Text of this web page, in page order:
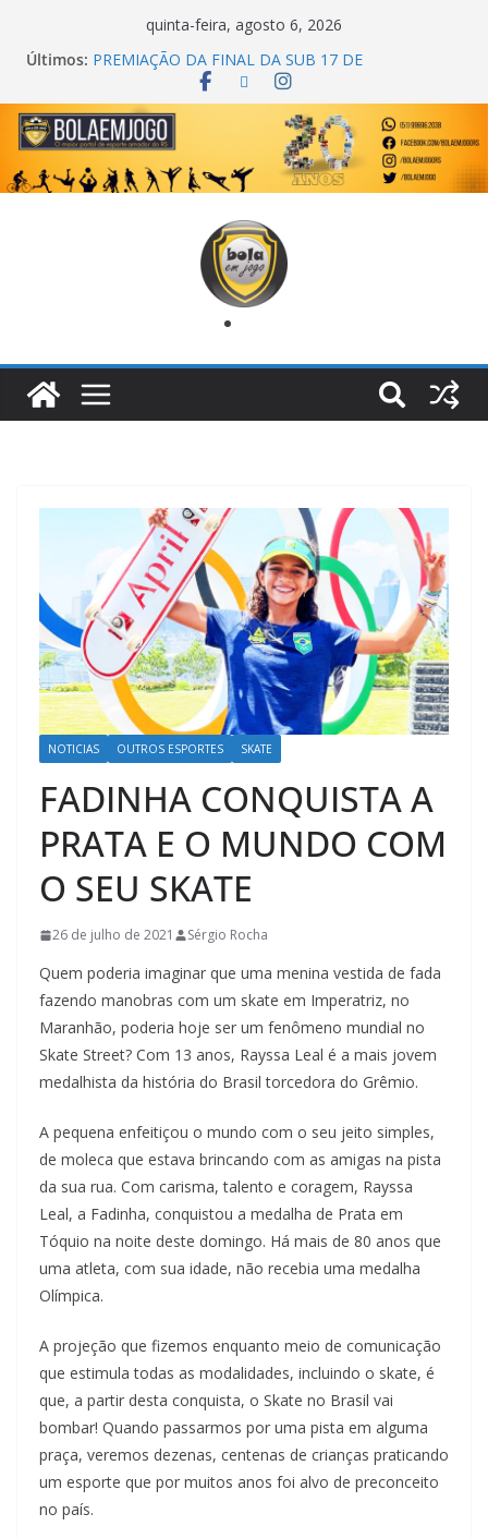
quinta-feira, agosto 6, 2026
Últimos: PREMIAÇÃO DA FINAL DA SUB 17 DE
CACHOEIRINHA
AGEC CAMPEÃ DA 1ª COPA DA AMIZADE
CROSS FUT SM CAMPEÃ DO TORNEIO TURBO
AUTO CENTER
ONZE UNIDOS É BICAMPEÃO DA SUPER LIGA
METROPOLITANA
NOTICIAS OUTROS ESPORTES SKATE
FADINHA CONQUISTA A
PRATA E O MUNDO COM
O SEU SKATE
26 de julho de 2021 Sérgio Rocha
Quem poderia imaginar que uma menina vestida de fada
fazendo manobras com um skate em Imperatriz, no
Maranhão, poderia hoje ser um fenômeno mundial no
Skate Street? Com 13 anos, Rayssa Leal é a mais jovem
medalhista da história do Brasil torcedora do Grêmio.
A pequena enfeitiçou o mundo com o seu jeito simples,
de moleca que estava brincando com as amigas na pista
da sua rua. Com carisma, talento e coragem, Rayssa
Leal, a Fadinha, conquistou a medalha de Prata em
Tóquio na noite deste domingo. Há mais de 80 anos que
uma atleta, com sua idade, não recebia uma medalha
Olímpica.
A projeção que fizemos enquanto meio de comunicação
que estimula todas as modalidades, incluindo o skate, é
que, a partir desta conquista, o Skate no Brasil vai
bombar! Quando passarmos por uma pista em alguma
praça, veremos dezenas, centenas de crianças praticando
um esporte que por muitos anos foi alvo de preconceito
no país.